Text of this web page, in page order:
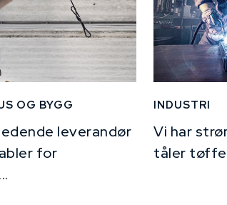
OG BYGG
leverandør
for
INDUSTRI
Vi har
tåler tøffe